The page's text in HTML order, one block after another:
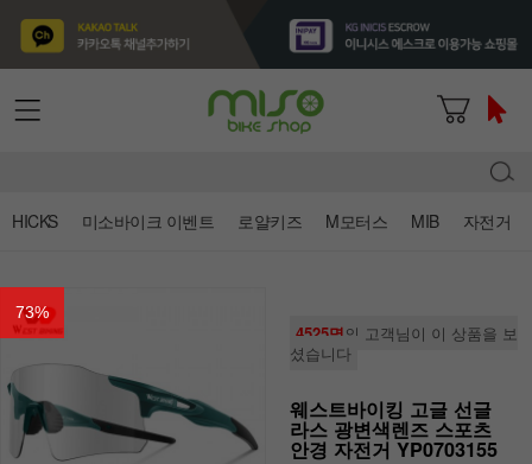
HICKS 미소바이크 이벤트 로얄키즈 M모터스 MIB 자전거
73%
4525명의 고객님이 이 상품을 보
셨습니다
웨스트바이킹 고글 선글
라스 광변색렌즈 스포츠
안경 자전거 YP0703155